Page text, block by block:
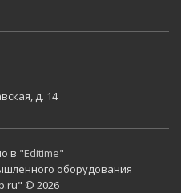
д. 14
в "Editime"
оборудования
© 2026